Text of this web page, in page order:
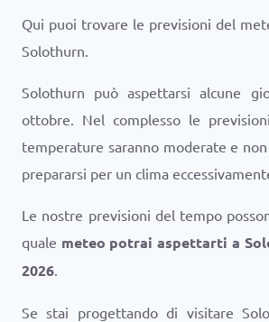
Qui puoi trovare le previsioni del
Solothurn.
Solothurn può aspettarsi alcune
ottobre. Nel complesso le
temperature saranno moderate e
prepararsi per un clima
Le nostre previsioni del tempo
quale meteo potrai aspettarti a
2026.
Se stai progettando di visitare